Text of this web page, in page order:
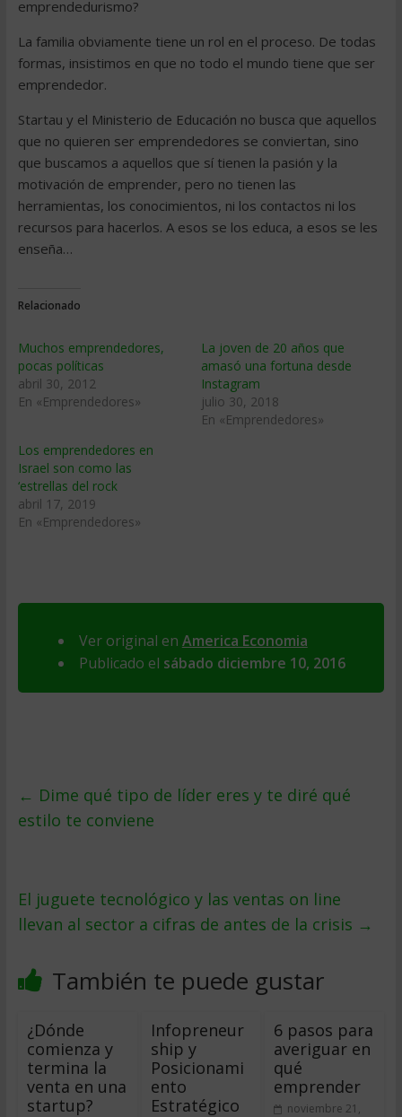
emprendedurismo?
La familia obviamente tiene un rol en el proceso. De todas
formas, insistimos en que no todo el mundo tiene que ser
emprendedor.
Startau y el Ministerio de Educación no busca que aquellos
que no quieren ser emprendedores se conviertan, sino
que buscamos a aquellos que sí tienen la pasión y la
motivación de emprender, pero no tienen las
herramientas, los conocimientos, ni los contactos ni los
recursos para hacerlos. A esos se los educa, a esos se les
enseña…
Relacionado
Muchos emprendedores,
pocas políticas
abril 30, 2012
En «Emprendedores»
La joven de 20 años que
amasó una fortuna desde
Instagram
julio 30, 2018
En «Emprendedores»
Los emprendedores en
Israel son como las
‘estrellas del rock
abril 17, 2019
En «Emprendedores»
Ver original en America Economia
Publicado el sábado diciembre 10, 2016
← Dime qué tipo de líder eres y te diré qué
estilo te conviene
El juguete tecnológico y las ventas on line
llevan al sector a cifras de antes de la crisis →
También te puede gustar
¿Dónde
comienza y
termina la
venta en una
startup?
Infopreneur
ship y
Posicionami
ento
Estratégico
6 pasos para
averiguar en
qué
emprender
noviembre 21,